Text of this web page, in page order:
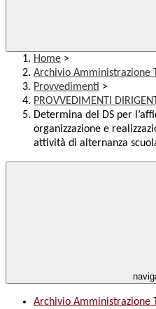
Home >
Archivio Amministrazione
Provvedimenti >
PROVVEDIMENTI
Determina del DS per
organizzazione e
attività di alternanza
Archivio Amministrazione